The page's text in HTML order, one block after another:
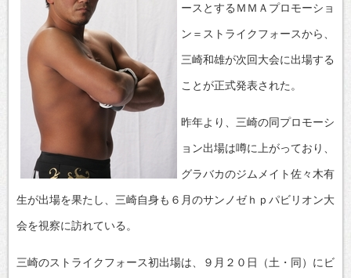
ースとするＭＭＡプロモーショ
ン＝ストライクフォースから、
三崎和雄が次回大会に出場する
ことが正式発表された。
昨年より、三崎の同プロモーシ
ョン出場は噂に上がっており、
グラバカのジムメイト佐々木有
生が出場を果たし、三崎自身も６月のサンノゼｈｐパビリオン大
会を視察に訪れている。
三崎のストライクフォース初出場は、９月２０日（土・同）にビ